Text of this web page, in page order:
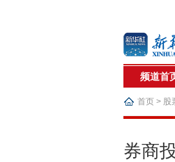
频道首
首页 > 股
券商